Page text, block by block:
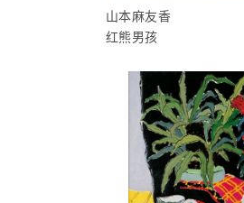
山本麻友香
红熊男孩